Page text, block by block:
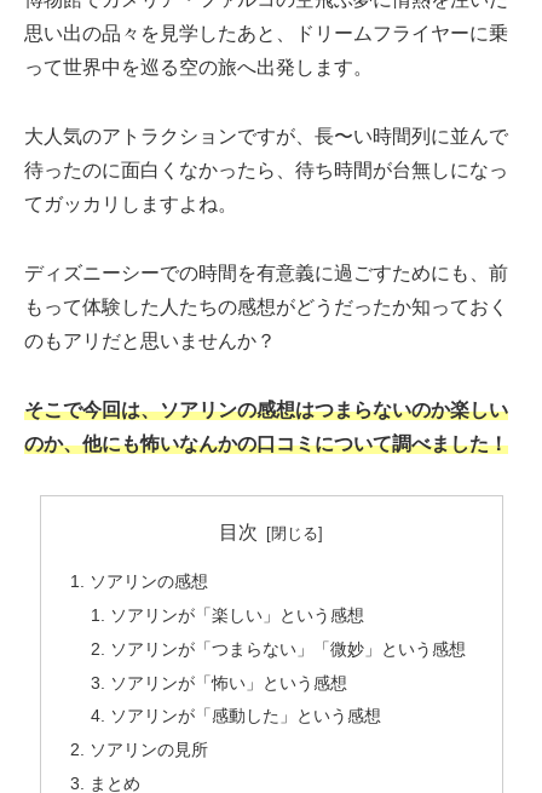
思い出の品々を見学したあと、ドリームフライヤーに乗
って世界中を巡る空の旅へ出発します。
大人気のアトラクションですが、長〜い時間列に並んで
待ったのに面白くなかったら、待ち時間が台無しになっ
てガッカリしますよね。
ディズニーシーでの時間を有意義に過ごすためにも、前
もって体験した人たちの感想がどうだったか知っておく
のもアリだと思いませんか？
そこで今回は、ソアリンの感想はつまらないのか楽しい
のか、他にも怖いなんかの口コミについて調べました！
目次
ソアリンの感想
ソアリンが「楽しい」という感想
ソアリンが「つまらない」「微妙」という感想
ソアリンが「怖い」という感想
ソアリンが「感動した」という感想
ソアリンの見所
まとめ